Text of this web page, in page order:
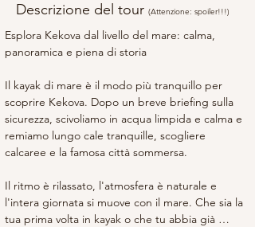
Descrizione del tour (Attenzione: spoiler!!!)
Esplora Kekova dal livello del mare: calma,
panoramica e piena di storia
Il kayak di mare è il modo più tranquillo per
scoprire Kekova. Dopo un breve briefing sulla
sicurezza, scivoliamo in acqua limpida e calma e
remiamo lungo cale tranquille, scogliere
calcaree e la famosa città sommersa.
Il ritmo è rilassato, l'atmosfera è naturale e
l'intera giornata si muove con il mare. Che sia la
tua prima volta in kayak o che tu abbia già